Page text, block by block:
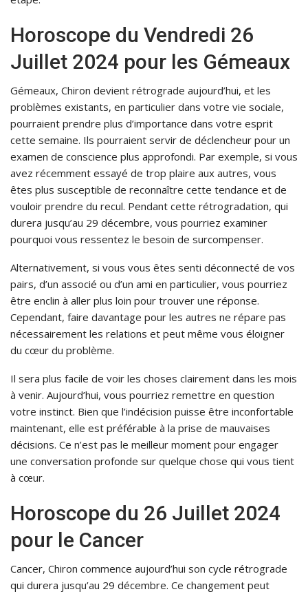
Horoscope du Vendredi 26
Juillet 2024 pour les Gémeaux
Gémeaux, Chiron devient rétrograde aujourd’hui, et les
problèmes existants, en particulier dans votre vie sociale,
pourraient prendre plus d’importance dans votre esprit
cette semaine. Ils pourraient servir de déclencheur pour un
examen de conscience plus approfondi. Par exemple, si vous
avez récemment essayé de trop plaire aux autres, vous
êtes plus susceptible de reconnaître cette tendance et de
vouloir prendre du recul. Pendant cette rétrogradation, qui
durera jusqu’au 29 décembre, vous pourriez examiner
pourquoi vous ressentez le besoin de surcompenser.
Alternativement, si vous vous êtes senti déconnecté de vos
pairs, d’un associé ou d’un ami en particulier, vous pourriez
être enclin à aller plus loin pour trouver une réponse.
Cependant, faire davantage pour les autres ne répare pas
nécessairement les relations et peut même vous éloigner
du cœur du problème.
Il sera plus facile de voir les choses clairement dans les mois
à venir. Aujourd’hui, vous pourriez remettre en question
votre instinct. Bien que l’indécision puisse être inconfortable
maintenant, elle est préférable à la prise de mauvaises
décisions. Ce n’est pas le meilleur moment pour engager
une conversation profonde sur quelque chose qui vous tient
à cœur.
Horoscope du 26 Juillet 2024
pour le Cancer
Cancer, Chiron commence aujourd’hui son cycle rétrograde
qui durera jusqu’au 29 décembre. Ce changement peut